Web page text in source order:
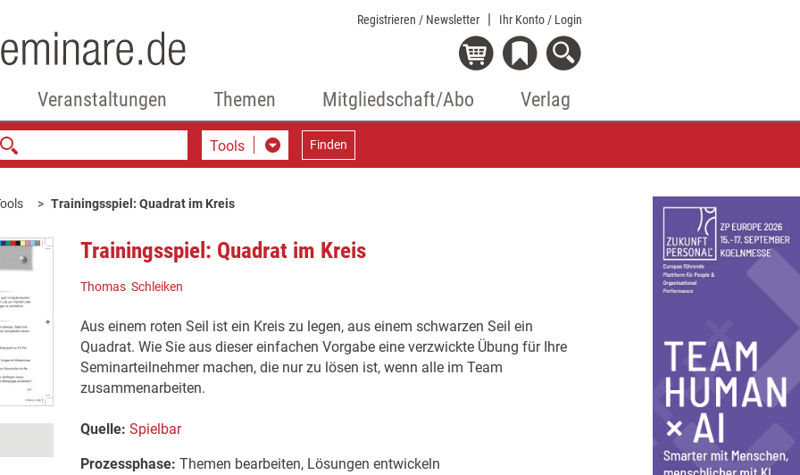
Registrieren / Newsletter Ihr Konto / Login
Veranstaltungen Themen Mitgliedschaft/Abo Verlag
Tools Finden
Trainingsspiel: Quadrat im Kreis
Trainingsspiel: Quadrat im Kreis
Thomas Schleiken
Aus einem roten Seil ist ein Kreis zu legen, aus einem schwarzen Seil ein
Quadrat. Wie Sie aus dieser einfachen Vorgabe eine verzwickte Übung für Ihre
Seminarteilnehmer machen, die nur zu lösen ist, wenn alle im Team
zusammenarbeiten.
Quelle: Spielbar
Prozessphase: Themen bearbeiten, Lösungen entwickeln